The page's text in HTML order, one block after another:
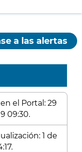
a las alertas
el Portal: 29
09:30.
1 de